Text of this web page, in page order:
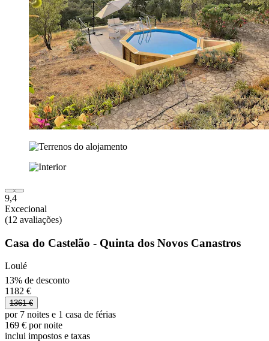
9,4
Excecional
(12 avaliações)
Casa do Castelão - Quinta dos Novos Canastros
Loulé
13% de desconto
1182 €
1361 €
por 7 noites e 1 casa de férias
169 € por noite
inclui impostos e taxas